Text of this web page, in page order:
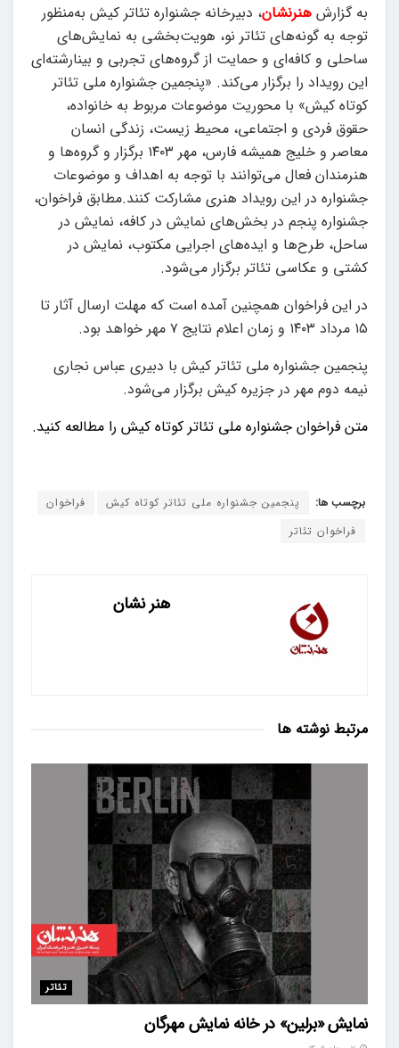
به گزارش هنرنشان، دبیرخانه جشنواره تئاتر کیش به‌منظور
توجه به گونه‌های تئاتر نو، هویت‌بخشی به نمایش‌های
ساحلی و کافه‌ای و حمایت از گروه‌های تجربی و بینارشته‌ای
این رویداد را برگزار می‌کند. «پنجمین جشنواره ملی تئاتر
کوتاه کیش» با محوریت موضوعات مربوط به خانواده،
حقوق فردی و اجتماعی، محیط زیست، زندگی انسان
معاصر و خلیج همیشه فارس، مهر ۱۴۰۳ برگزار و گروه‌ها و
هنرمندان فعال می‌توانند با توجه به اهداف و موضوعات
جشنواره در این رویداد هنری مشارکت کنند.مطابق فراخوان،
جشنواره پنجم در بخش‌های نمایش‌ در کافه‌، نمایش‌ در
ساحل، طرح‌ها و ایده‌های اجرایی مکتوب، نمایش‌ در
کشتی و عکاسی تئاتر برگزار می‌شود.
در این فراخوان همچنین آمده است که مهلت ارسال آثار تا
۱۵ مرداد ۱۴۰۳ و زمان اعلام نتایج ۷ مهر خواهد بود.
پنجمین جشنواره ملی تئاتر کیش با دبیری عباس نجاری
نیمه دوم مهر در جزیره کیش برگزار می‌شود.
متن فراخوان جشنواره ملی تئاتر کوتاه کیش را مطالعه کنید.
برچسب ها: پنجمین جشنواره ملی تئاتر کوتاه کیش
فراخوان
فراخوان تئاتر
هنر نشان
مرتبط نوشته ها
تئاتر
نمایش «برلین» در خانه نمایش مهرگان